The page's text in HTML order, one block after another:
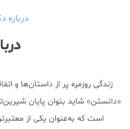
درباره
زندگی روزمره پر از داستان‌ها و
«دانستن» شاید بتوان پایان
است که به‌عنوان یکی از